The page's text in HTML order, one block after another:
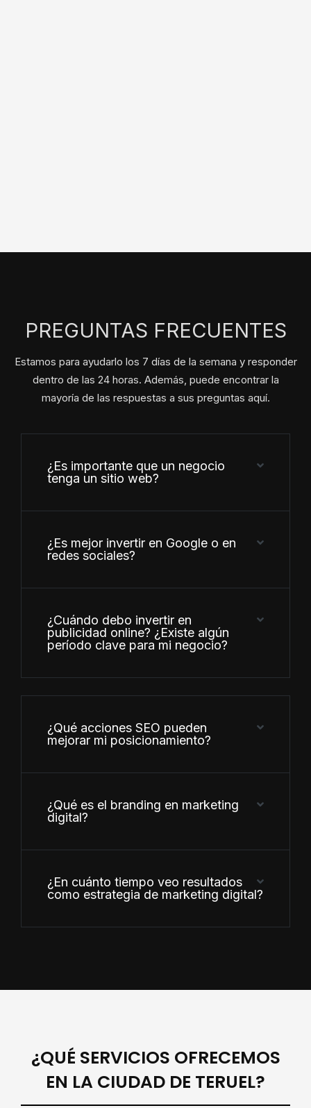
PREGUNTAS FRECUENTES
Estamos para ayudarlo los 7 días de la semana y responder
dentro de las 24 horas. Además, puede encontrar la
mayoría de las respuestas a sus preguntas aquí.
¿Es importante que un negocio
tenga un sitio web?
¿Es mejor invertir en Google o en
redes sociales?
¿Cuándo debo invertir en
publicidad online? ¿Existe algún
período clave para mi negocio?
¿Qué acciones SEO pueden
mejorar mi posicionamiento?
¿Qué es el branding en marketing
digital?
¿En cuánto tiempo veo resultados
como estrategia de marketing digital?
¿QUÉ SERVICIOS OFRECEMOS
EN LA CIUDAD DE TERUEL?